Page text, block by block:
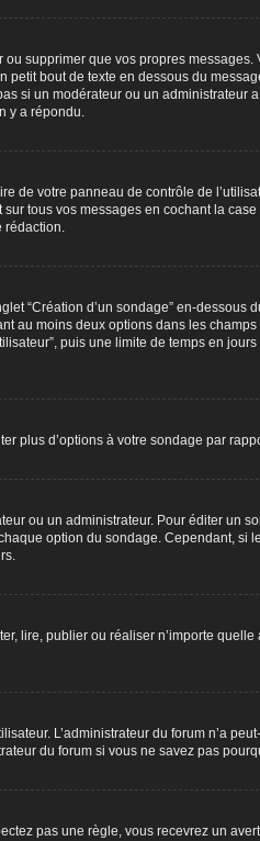
supprimer que vos propres
bout de texte en dessous du
si un modérateur ou un
y a répondu.
de votre panneau de contrôle de
tous vos messages en cochant la
rédaction.
“Création d’un sondage” en-
moins deux options dans les
puis une limite de temps en
plus d’options à votre sondage par
ou un administrateur. Pour éditer un
option du sondage. Cependant,
lire, publier ou réaliser n’importe
L’administrateur du forum n’a
du forum si vous ne savez pas
pas une règle, vous recevrez un